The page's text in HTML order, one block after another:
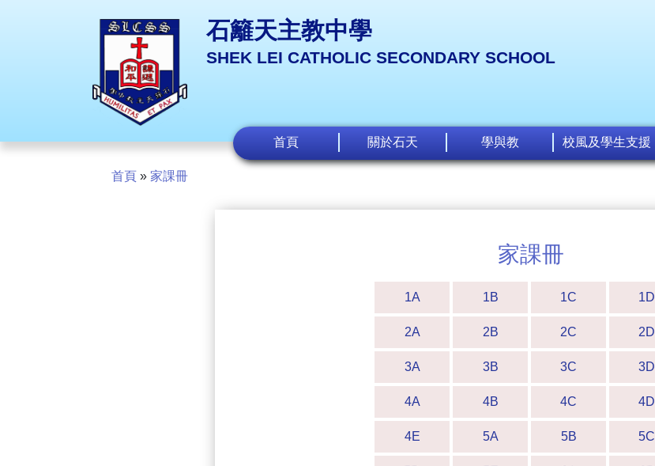
石籬天主教中學
SHEK LEI CATHOLIC SECONDARY SCHOOL
首頁 關於石天 學與教 校風及學生支援
首頁 » 家課冊
家課冊
1A 1B 1C 1D
2A 2B 2C 2D
3A 3B 3C 3D
4A 4B 4C 4D
4E 5A 5B 5C